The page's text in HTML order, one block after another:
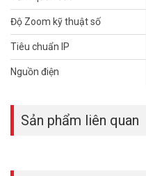
– Youtube:https://
– Website:https://
Độ Zoom kỹ thuật số
Tiêu chuẩn IP
Nguồn điện
Sản phẩm liên quan